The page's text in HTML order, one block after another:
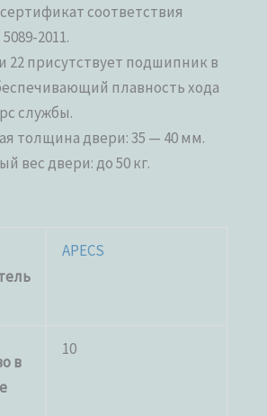
соответствия
2011.
22 присутствует подшипник в
плавность хода
службы.
толщина двери: 35 — 40 мм.
вес двери: до 50 кг.
APECS
в
10